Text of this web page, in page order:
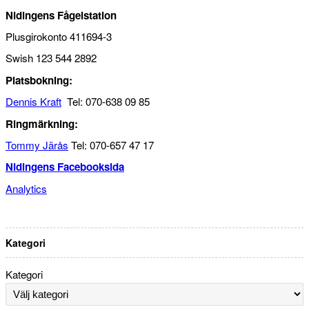
Nidingens Fågelstation
Plusgirokonto 411694-3
Swish 123 544 2892
Platsbokning:
Dennis Kraft Tel: 070-638 09 85
Ringmärkning:
Tommy Järås Tel: 070-657 47 17
Nidingens Facebooksida
Analytics
Kategori
Kategori